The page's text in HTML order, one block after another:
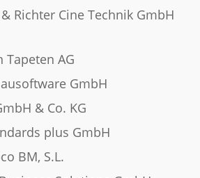
Richter Cine Technik GmbH
Tapeten AG
GmbH
& Co. KG
plus GmbH
BM, S.L.